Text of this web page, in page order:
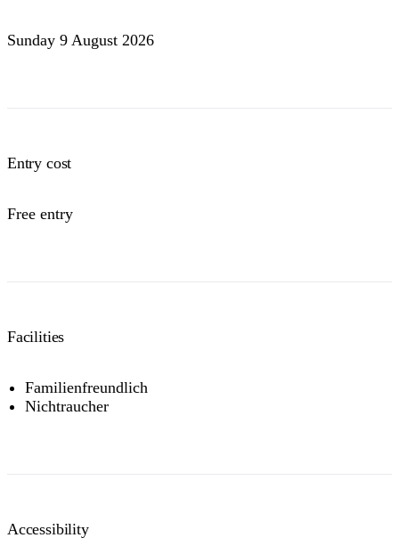
Sunday 9 August 2026
Entry cost
Free entry
Facilities
Familienfreundlich
Nichtraucher
Accessibility